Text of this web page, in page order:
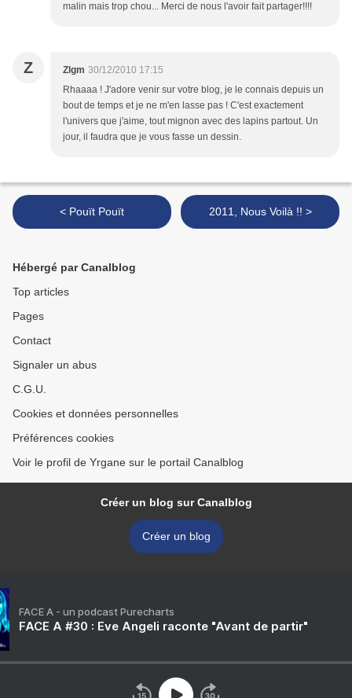
malin mais trop chou... Merci de nous l'avoir fait partager!!!!
Z Zlgm 30/12/2010 17:15
Rhaaaa ! J'adore venir sur votre blog, je le connais depuis un
bout de temps et je ne m'en lasse pas ! C'est exactement
l'univers que j'aime, tout mignon avec des lapins partout. Un
jour, il faudra que je vous fasse un dessin.
< Pouït Pouït 2011, Nous Voilà !! >
Hébergé par Canalblog
Top articles
Pages
Contact
Signaler un abus
C.G.U.
Cookies et données personnelles
Préférences cookies
Voir le profil de Yrgane sur le portail Canalblog
Créer un blog sur Canalblog
Créer un blog
FACE A - un podcast Purecharts
FACE A #30 : Eve Angeli raconte "Avant de partir"